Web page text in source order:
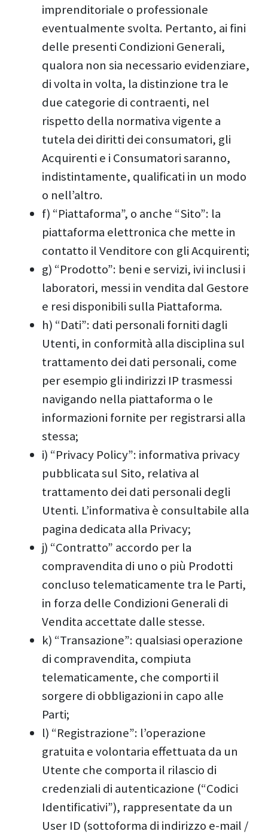
imprenditoriale o professionale
eventualmente svolta. Pertanto, ai fini
delle presenti Condizioni Generali,
qualora non sia necessario evidenziare,
di volta in volta, la distinzione tra le
due categorie di contraenti, nel
rispetto della normativa vigente a
tutela dei diritti dei consumatori, gli
Acquirenti e i Consumatori saranno,
indistintamente, qualificati in un modo
o nell’altro.
f) “Piattaforma”, o anche “Sito”: la
piattaforma elettronica che mette in
contatto il Venditore con gli Acquirenti;
g) “Prodotto”: beni e servizi, ivi inclusi i
laboratori, messi in vendita dal Gestore
e resi disponibili sulla Piattaforma.
h) “Dati”: dati personali forniti dagli
Utenti, in conformità alla disciplina sul
trattamento dei dati personali, come
per esempio gli indirizzi IP trasmessi
navigando nella piattaforma o le
informazioni fornite per registrarsi alla
stessa;
i) “Privacy Policy”: informativa privacy
pubblicata sul Sito, relativa al
trattamento dei dati personali degli
Utenti. L’informativa è consultabile alla
pagina dedicata alla Privacy;
j) “Contratto” accordo per la
compravendita di uno o più Prodotti
concluso telematicamente tra le Parti,
in forza delle Condizioni Generali di
Vendita accettate dalle stesse.
k) “Transazione”: qualsiasi operazione
di compravendita, compiuta
telematicamente, che comporti il
sorgere di obbligazioni in capo alle
Parti;
l) “Registrazione”: l’operazione
gratuita e volontaria effettuata da un
Utente che comporta il rilascio di
credenziali di autenticazione (“Codici
Identificativi”), rappresentate da un
User ID (sottoforma di indirizzo e-mail /